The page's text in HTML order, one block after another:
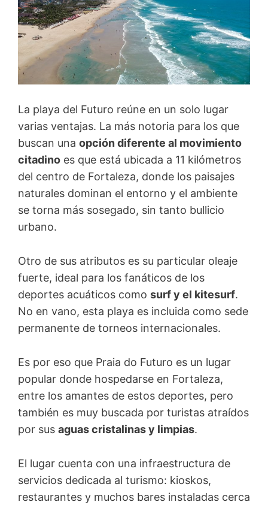
La playa del Futuro reúne en un solo lugar
varias ventajas. La más notoria para los que
buscan una opción diferente al movimiento
citadino es que está ubicada a 11 kilómetros
del centro de Fortaleza, donde los paisajes
naturales dominan el entorno y el ambiente
se torna más sosegado, sin tanto bullicio
urbano.
Otro de sus atributos es su particular oleaje
fuerte, ideal para los fanáticos de los
deportes acuáticos como surf y el kitesurf.
No en vano, esta playa es incluida como sede
permanente de torneos internacionales.
Es por eso que Praia do Futuro es un lugar
popular donde hospedarse en Fortaleza,
entre los amantes de estos deportes, pero
también es muy buscada por turistas atraídos
por sus aguas cristalinas y limpias.
El lugar cuenta con una infraestructura de
servicios dedicada al turismo: kioskos,
restaurantes y muchos bares instaladas cerca